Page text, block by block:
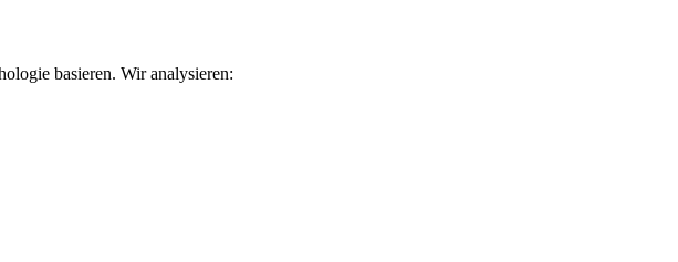
basieren. Wir analysieren: